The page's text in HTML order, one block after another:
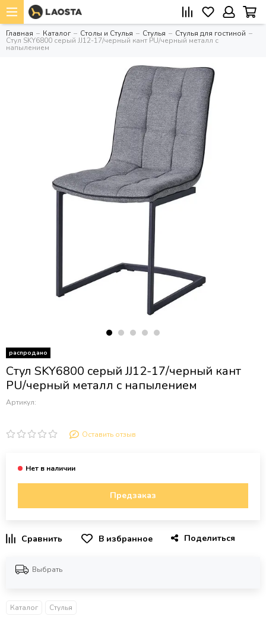
Главная Каталог Столы и Стулья Стулья Стулья для гостиной
Стул SKY6800 серый JJ12-17/черный кант PU/черный металл с
напылением
распродано
Стул SKY6800 серый JJ12-17/черный кант
PU/черный металл с напылением
Артикул:
Оставить отзыв
Предзаказ
В избранное Поделиться
Выбрать
Каталог Стулья